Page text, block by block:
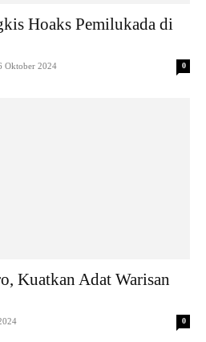
Hoaks Pemilukada di
Oktober 2024 0
Kuatkan Adat Warisan
0